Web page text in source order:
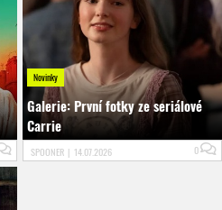
Novinky
Galerie: První fotky ze seriálové
Carrie
SPOONER | 14.07.2026 0